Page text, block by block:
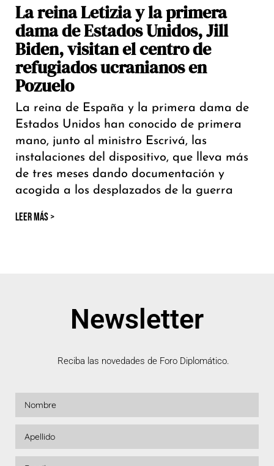
La reina Letizia y la primera
dama de Estados Unidos, Jill
Biden, visitan el centro de
refugiados ucranianos en
Pozuelo
La reina de España y la primera dama de
Estados Unidos han conocido de primera
mano, junto al ministro Escrivá, las
instalaciones del dispositivo, que lleva más
de tres meses dando documentación y
acogida a los desplazados de la guerra
LEER MÁS >
Newsletter
Reciba las novedades de Foro Diplomático.